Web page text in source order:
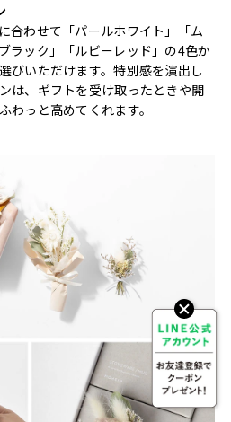
合わせて「パールホワイト」「ム
ラック」「ルビーレッド」の4色か
びいただけます。特別感を演出し
は、ギフトを受け取ったときや開
わっと高めてくれます。